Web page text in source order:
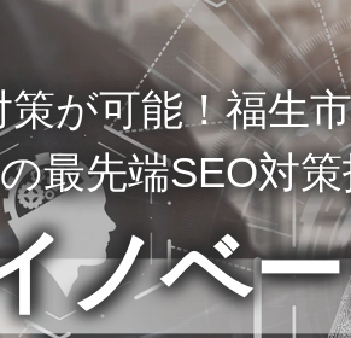
策が可能！福生
最先端SEO対
ノベ